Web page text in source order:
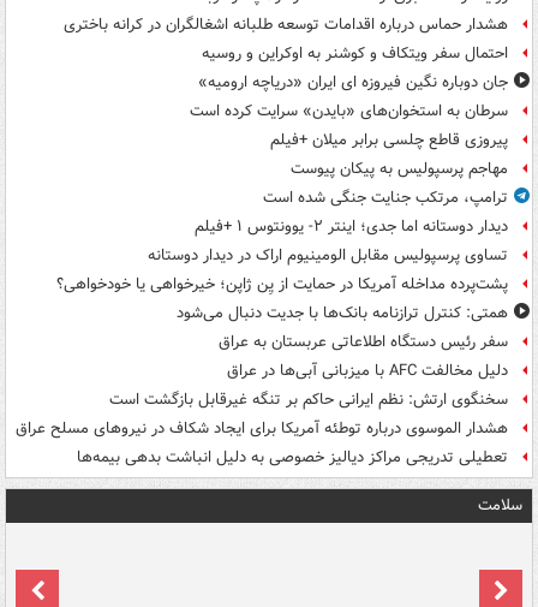
هشدار حماس درباره اقدامات توسعه طلبانه اشغالگران در کرانه باختری
احتمال سفر ویتکاف و کوشنر به اوکراین و روسیه
جان دوباره نگین فیروزه ای ایران «دریاچه ارومیه»
سرطان به استخوان‌های «بایدن» سرایت کرده است
پیروزی قاطع چلسی برابر میلان +فیلم
مهاجم پرسپولیس به پیکان پیوست
ترامپ، مرتکب جنایت جنگی شده است
دیدار دوستانه اما جدی؛ اینتر ۲- یوونتوس ۱ +فیلم
تساوی پرسپولیس مقابل الومینیوم اراک در دیدار دوستانه
پشت‌پرده مداخله آمریکا در حمایت از یِن ژاپن؛ خیرخواهی یا خودخواهی؟
همتی: کنترل ترازنامه بانک‌ها با جدیت دنبال می‌شود
سفر رئیس دستگاه اطلاعاتی عربستان به عراق
دلیل مخالفت AFC با میزبانی آبی‌ها در عراق
سخنگوی ارتش: نظم ایرانی حاکم بر تنگه غیرقابل بازگشت است
هشدار الموسوی درباره توطئه آمریکا برای ایجاد شکاف در نیروهای مسلح عراق
تعطیلی تدریجی مراکز دیالیز خصوصی به دلیل انباشت بدهی بیمه‌ها
سلامت